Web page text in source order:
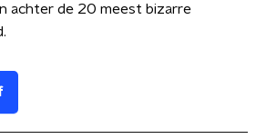
achter de 20 meest bizarre